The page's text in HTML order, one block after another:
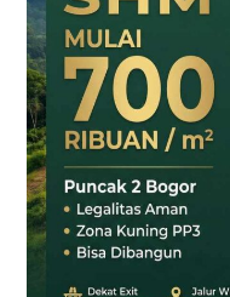
BOGOR
–
KAVLING
SHM
LEGAL
DI
PUNCAK
2
BOGOR